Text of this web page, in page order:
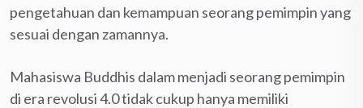
pengetahuan dan kemampuan seorang pemimpin yang
sesuai dengan zamannya.
Mahasiswa Buddhis dalam menjadi seorang pemimpin
di era revolusi 4.0 tidak cukup hanya memiliki